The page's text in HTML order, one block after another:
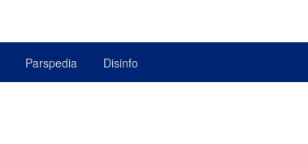
Parspedia Disinfo